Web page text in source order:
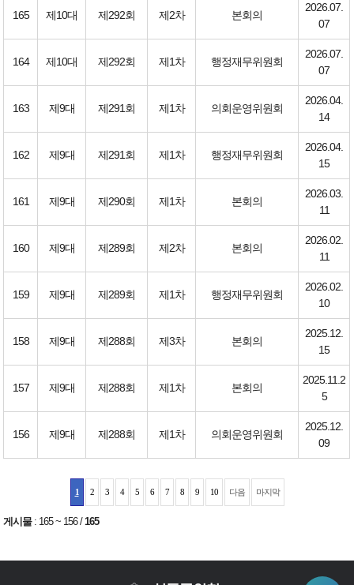
165 제10대 제292회 제2차 본회의
2026.07.
07
164 제10대 제292회 제1차 행정재무위원회
2026.07.
07
163 제9대 제291회 제1차 의회운영위원회
2026.04.
14
162 제9대 제291회 제1차 행정재무위원회
2026.04.
15
161 제9대 제290회 제1차 본회의
2026.03.
11
160 제9대 제289회 제2차 본회의
2026.02.
11
159 제9대 제289회 제1차 행정재무위원회
2026.02.
10
158 제9대 제288회 제3차 본회의
2025.12.
15
157 제9대 제288회 제1차 본회의
2025.11.2
5
156 제9대 제288회 제1차 의회운영위원회
2025.12.
09
1 2 3 4 5 6 7 8 9 10 다음 마지막
게시물: 165 ~ 156/165